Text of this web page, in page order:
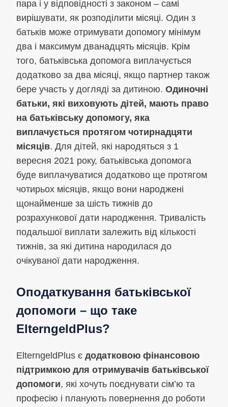
пара і у відповідності з законом – самі
вирішувати, як розподілити місяці. Один з
батьків може отримувати допомогу мінімум
два і максимум дванадцять місяців. Крім
того, батьківська допомога виплачується
додатково за два місяці, якщо партнер також
бере участь у догляді за дитиною. Одиночні
батьки, які виховують дітей, мають право
на батьківську допомогу, яка
виплачується протягом чотирнадцяти
місяців. Для дітей, які народяться з 1
вересня 2021 року, батьківська допомога
буде виплачуватися додатково ще протягом
чотирьох місяців, якщо вони народжені
щонайменше за шість тижнів до
розрахункової дати народження. Тривалість
подальшої виплати залежить від кількості
тижнів, за які дитина народилася до
очікуваної дати народження.
Оподаткування батьківської
допомоги – що таке
ElterngeldPlus?
ElterngeldPlus є додатковою фінансовою
підтримкою для отримувачів батьківської
допомоги, які хочуть поєднувати сім’ю та
професію і планують повернення до роботи